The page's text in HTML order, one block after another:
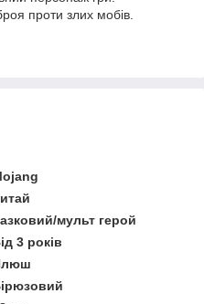
проти злих мобів.
мульт герой
3 років